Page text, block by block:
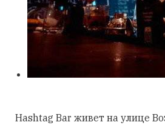
Hashtag Bar живет на улице